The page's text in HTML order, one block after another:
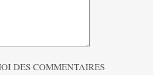
DES COMMENTAIRES